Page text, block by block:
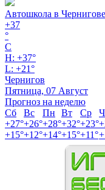
Автошкола в
+37
°
C
H: +37°
L: +21°
Чернигов
Пятница, 07 Август
Прогноз на неделю
Сб
Вс Пн Вт Ср
+27°+26°+28°+32°+23°+
+15°+12°+14°+15°+11°+